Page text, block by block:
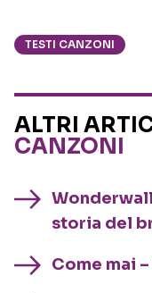
TESTI CANZONI
ALTRI
CANZONI
storia del
Come mai